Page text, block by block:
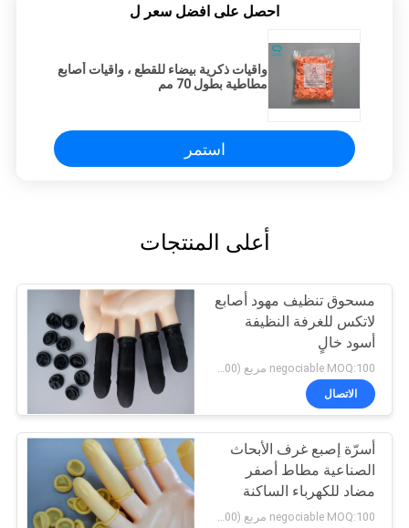
احصل على افضل سعر ل
واقيات ذكرية بيضاء للقطع ، واقيات أصابع
مطاطية بطول 70 مم
استمر
أعلى المنتجات
مسحوق تنظيف مهود أصابع
لاتكس للغرفة النظيفة
أسود خالٍ
negociable MOQ:100 مربع (100 / بوكس)
الاتصال
أسرّة إصبع غرف الأبحاث
الصناعية مطاط أصفر
مضاد للكهرباء الساكنة